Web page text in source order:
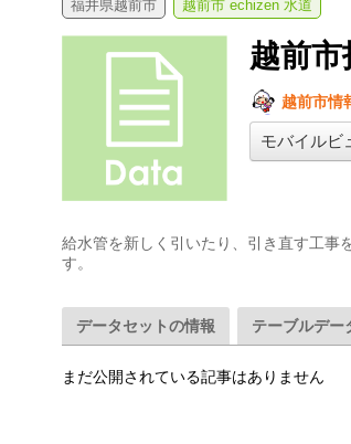
福井県越前市 越前市 echizen 水道
越前
越前市情
モバイルビ
給水管を新しく引いたり、引き直す工事
す。
データセットの情報 テーブルデー
まだ公開されている記事はありません